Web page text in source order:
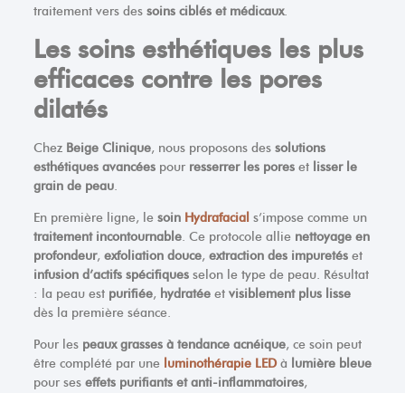
traitement vers des soins ciblés et médicaux.
Les soins esthétiques les plus
efficaces contre les pores
dilatés
Chez Beige Clinique, nous proposons des solutions
esthétiques avancéespour resserrer les poreset lisser le
grain de peau.
En première ligne, le soin Hydrafacial s’impose comme un
traitement incontournable. Ce protocole allie nettoyage en
profondeur, exfoliation douce, extraction des impuretéset
infusion d’actifs spécifiquesselon le type de peau. Résultat
: la peau est purifiée, hydratéeet visiblement plus lisse
dès la première séance.
Pour les peaux grasses à tendance acnéique, ce soin peut
être complété par une luminothérapie LEDà lumière bleue
pour ses effets purifiants et anti-inflammatoires,